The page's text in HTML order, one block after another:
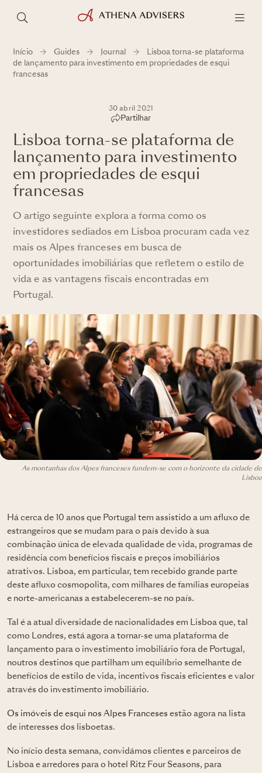
Início Guides Journal
Lisboa torna-se plataforma
de lançamento para investimento em propriedades de esqui
francesas
30 abril 2021
Partilhar
Lisboa torna-se plataforma de
lançamento para investimento
em propriedades de esqui
francesas
O artigo seguinte explora a forma como os
investidores sediados em Lisboa procuram cada vez
mais os Alpes franceses em busca de
oportunidades imobiliárias que refletem o estilo de
vida e as vantagens fiscais encontradas em
Portugal.
As montanhas dos Alpes franceses fundem-se com o horizonte da cidade de
Lisboa
Há cerca de 10 anos que Portugal tem assistido a um afluxo de
estrangeiros que se mudam para o país devido à sua
combinação única de elevada qualidade de vida, programas de
residência com benefícios fiscais e preços imobiliários
atrativos. Lisboa, em particular, tem recebido grande parte
deste afluxo cosmopolita, com milhares de famílias europeias
e norte-americanas a estabelecerem-se no país.
Tal é a atual diversidade de nacionalidades em Lisboa que, tal
como Londres, está agora a tornar-se uma plataforma de
lançamento para o investimento imobiliário fora de Portugal,
noutros destinos que partilham um equilíbrio semelhante de
benefícios de estilo de vida, incentivos fiscais eficientes e valor
através do investimento imobiliário.
Os imóveis de esqui nos Alpes Franceses estão agora na lista
de interesses dos lisboetas.
No início desta semana, convidámos clientes e parceiros de
Lisboa e arredores para o hotel Ritz Four Seasons, para